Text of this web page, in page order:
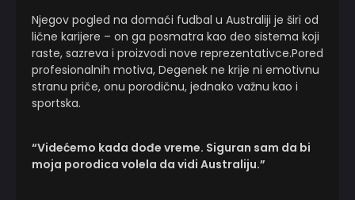
Njegov pogled na domaći fudbal u Australiji je širi od
lične karijere – on ga posmatra kao deo sistema koji
raste, sazreva i proizvodi nove reprezentativce.Pored
profesionalnih motiva, Degenek ne krije ni emotivnu
stranu priče, onu porodičnu, jednako važnu kao i
sportska.
“Videćemo kada dođe vreme. Siguran sam da bi
moja porodica volela da vidi Australiju.”